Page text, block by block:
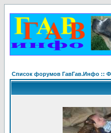
Список форумов ГавГав.Инфо ::